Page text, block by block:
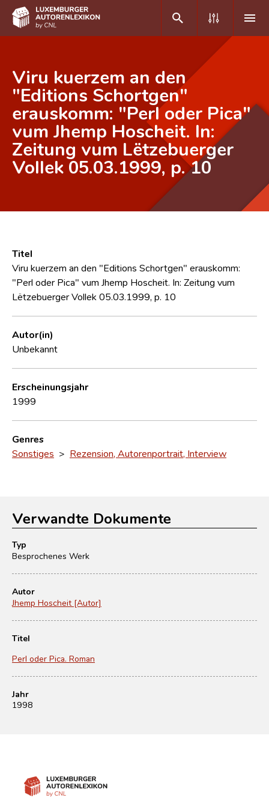
DE FR
Home
Autor(inn)en A-Z
Erweiterte Suche
CNL
Kontakt
Viru kuerzem an den
"Editions Schortgen"
erauskomm: "Perl oder Pica"
vum Jhemp Hoscheit. In:
Zeitung vum Lëtzebuerger
Vollek 05.03.1999, p. 10
Titel
Viru kuerzem an den "Editions Schortgen" erauskomm:
"Perl oder Pica" vum Jhemp Hoscheit. In: Zeitung vum
Lëtzebuerger Vollek 05.03.1999, p. 10
Autor(in)
Unbekannt
Erscheinungsjahr
1999
Genres
Sonstiges > Rezension, Autorenportrait, Interview
Verwandte Dokumente
Typ
Besprochenes Werk
Autor
Jhemp Hoscheit [Autor]
Titel
Perl oder Pica. Roman
Jahr
1998